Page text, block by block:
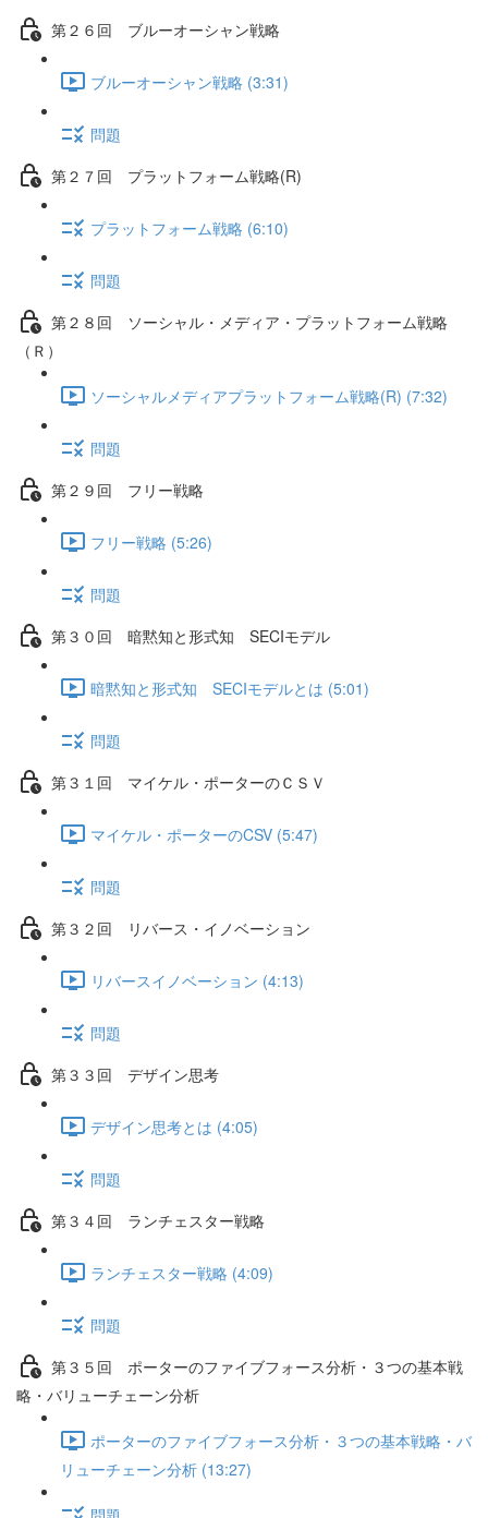
第２６回 ブルーオーシャン戦略
ブルーオーシャン戦略 (3:31)
問題
第２７回 プラットフォーム戦略(R)
プラットフォーム戦略 (6:10)
問題
第２８回 ソーシャル・メディア・プラットフォーム戦略
（Ｒ）
ソーシャルメディアプラットフォーム戦略(R) (7:32)
問題
第２９回 フリー戦略
フリー戦略 (5:26)
問題
第３０回 暗黙知と形式知 SECIモデル
暗黙知と形式知 SECIモデルとは (5:01)
問題
第３１回 マイケル・ポーターのＣＳＶ
マイケル・ポーターのCSV (5:47)
問題
第３２回 リバース・イノベーション
リバースイノベーション (4:13)
問題
第３３回 デザイン思考
デザイン思考とは (4:05)
問題
第３４回 ランチェスター戦略
ランチェスター戦略 (4:09)
問題
第３５回 ポーターのファイブフォース分析・３つの基本戦
略・バリューチェーン分析
ポーターのファイブフォース分析・３つの基本戦略・バ
リューチェーン分析 (13:27)